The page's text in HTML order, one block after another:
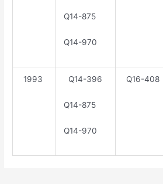
Q14-875
Q14-970
1993 Q14-396
Q14-875
Q14-970
Q16-408